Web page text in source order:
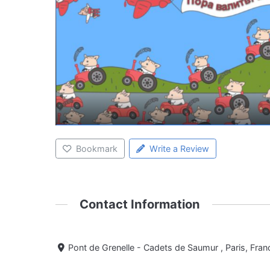
Bookmark Write a Review
Contact Information
Pont de Grenelle - Cadets de Saumur , Paris,